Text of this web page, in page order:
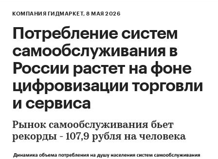
КОМПАНИЯ ГИДМАРКЕТ, 8 МАЯ 2026
Потребление систем
самообслуживания в
России растет на фоне
цифровизации торговли
и сервиса
Рынок самообслуживания бьет
рекорды - 107,9 рубля на человека